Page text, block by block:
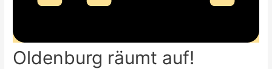
Oldenburg räumt auf!